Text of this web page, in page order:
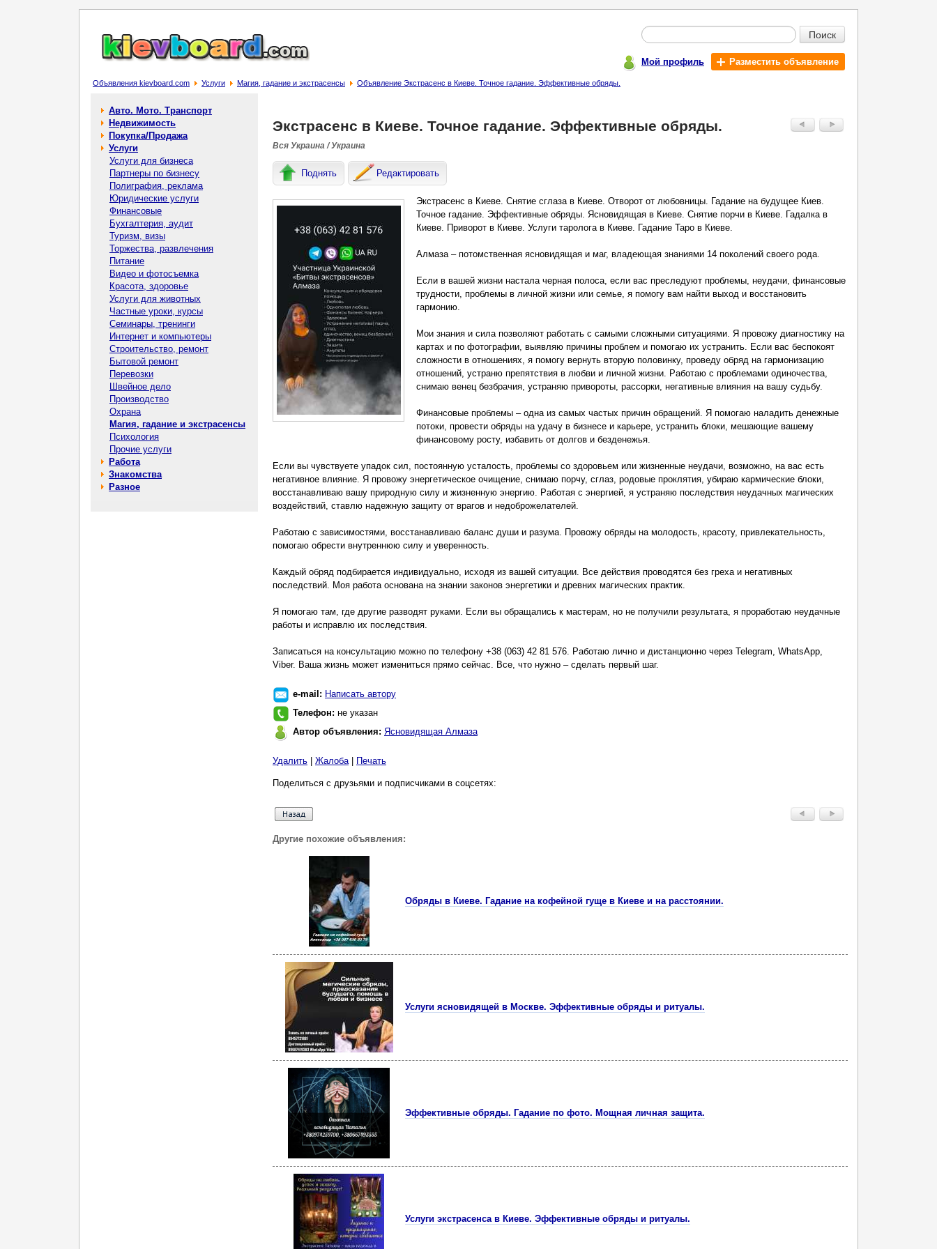
Поиск
Мой профиль Разместить объявление
Объявления kievboard.com Услуги Магия, гадание и экстрасенсы Объявление Экстрасенс в Киеве. Точное гадание. Эффективные обряды.
Авто. Мото. Транспорт
Недвижимость
Покупка/Продажа
Услуги
Услуги для бизнеса
Партнеры по бизнесу
Полиграфия, реклама
Юридические услуги
Финансовые
Бухгалтерия, аудит
Туризм, визы
Торжества, развлечения
Питание
Видео и фотосъемка
Красота, здоровье
Услуги для животных
Частные уроки, курсы
Семинары, тренинги
Интернет и компьютеры
Строительство, ремонт
Бытовой ремонт
Перевозки
Швейное дело
Производство
Охрана
Магия, гадание и экстрасенсы
Психология
Прочие услуги
Работа
Знакомства
Разное
Экстрасенс в Киеве. Точное гадание. Эффективные обряды.
Вся Украина / Украина
Поднять Редактировать
Экстрасенс в Киеве. Снятие сглаза в Киеве. Отворот от любовницы. Гадание на будущее Киев.
Точное гадание. Эффективные обряды. Ясновидящая в Киеве. Снятие порчи в Киеве. Гадалка в
Киеве. Приворот в Киеве. Услуги таролога в Киеве. Гадание Таро в Киеве.
Алмаза – потомственная ясновидящая и маг, владеющая знаниями 14 поколений своего рода.
Если в вашей жизни настала черная полоса, если вас преследуют проблемы, неудачи, финансовые
трудности, проблемы в личной жизни или семье, я помогу вам найти выход и восстановить
гармонию.
Мои знания и сила позволяют работать с самыми сложными ситуациями. Я провожу диагностику на
картах и по фотографии, выявляю причины проблем и помогаю их устранить. Если вас беспокоят
сложности в отношениях, я помогу вернуть вторую половинку, проведу обряд на гармонизацию
отношений, устраню препятствия в любви и личной жизни. Работаю с проблемами одиночества,
снимаю венец безбрачия, устраняю привороты, рассорки, негативные влияния на вашу судьбу.
Финансовые проблемы – одна из самых частых причин обращений. Я помогаю наладить денежные
потоки, провести обряды на удачу в бизнесе и карьере, устранить блоки, мешающие вашему
финансовому росту, избавить от долгов и безденежья.
Если вы чувствуете упадок сил, постоянную усталость, проблемы со здоровьем или жизненные неудачи, возможно, на вас есть
негативное влияние. Я провожу энергетическое очищение, снимаю порчу, сглаз, родовые проклятия, убираю кармические блоки,
восстанавливаю вашу природную силу и жизненную энергию. Работая с энергией, я устраняю последствия неудачных магических
воздействий, ставлю надежную защиту от врагов и недоброжелателей.
Работаю с зависимостями, восстанавливаю баланс души и разума. Провожу обряды на молодость, красоту, привлекательность,
помогаю обрести внутреннюю силу и уверенность.
Каждый обряд подбирается индивидуально, исходя из вашей ситуации. Все действия проводятся без греха и негативных
последствий. Моя работа основана на знании законов энергетики и древних магических практик.
Я помогаю там, где другие разводят руками. Если вы обращались к мастерам, но не получили результата, я проработаю неудачные
работы и исправлю их последствия.
Записаться на консультацию можно по телефону +38 (063) 42 81 576. Работаю лично и дистанционно через Telegram, WhatsApp,
Viber. Ваша жизнь может измениться прямо сейчас. Все, что нужно – сделать первый шаг.
e-mail: Написать автору
Телефон: не указан
Автор объявления: Ясновидящая Алмаза
Удалить Жалоба| Печать
Поделиться с друзьями и подписчиками в соцсетях:
Другие похожие объявления:
Обряды в Киеве. Гадание на кофейной гуще в Киеве и на расстоянии.
Услуги ясновидящей в Москве. Эффективные обряды и ритуалы.
Эффективные обряды. Гадание по фото. Мощная личная защита.
Услуги экстрасенса в Киеве. Эффективные обряды и ритуалы.